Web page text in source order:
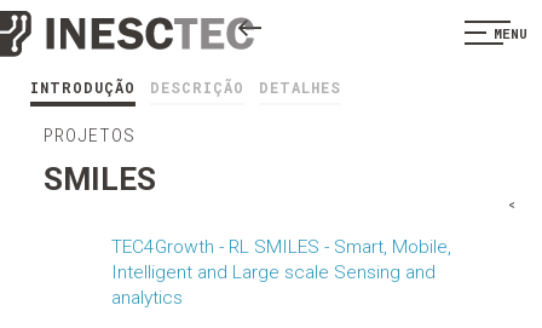
MENU
INTRODUÇÃO DESCRIÇÃO DETALHES
PROJETOS
SMILES
TEC4Growth - RL SMILES - Smart, Mobile,
Intelligent and Large scale Sensing and
analytics
<